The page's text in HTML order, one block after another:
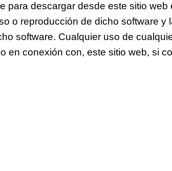
para descargar desde este sitio
o reproducción de dicho software
software. Cualquier uso de
en conexión con, este sitio web, si